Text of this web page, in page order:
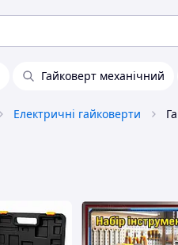
Гайковерт механічний
Електричні гайковерти